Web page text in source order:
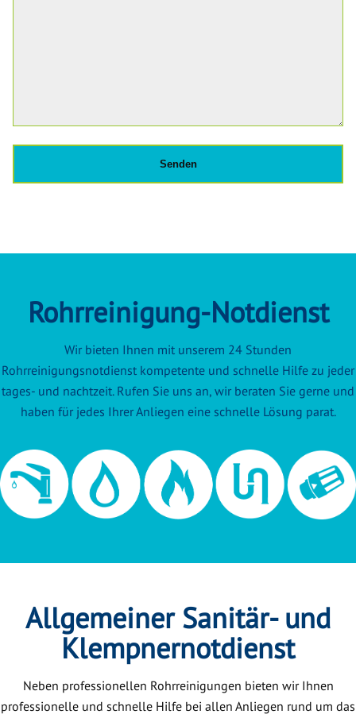
Rohrreinigung-Notdienst
Wir bieten Ihnen mit unserem 24 Stunden
Rohrreinigungsnotdienst kompetente und schnelle Hilfe zu jeder
tages- und nachtzeit. Rufen Sie uns an, wir beraten Sie gerne und
haben für jedes Ihrer Anliegen eine schnelle Lösung parat.
Allgemeiner Sanitär- und
Klempnernotdienst
Neben professionellen Rohrreinigungen bieten wir Ihnen
professionelle und schnelle Hilfe bei allen Anliegen rund um das